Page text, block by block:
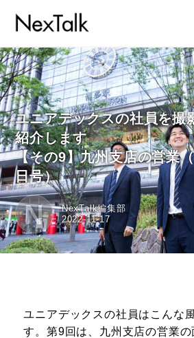
ユニアデックスの社員を撮
紹介します
【その9】九州支店の営業
日号）
N 2022-11-17
NexTalk編集部
ユニアデックスの社員はこんな
す。第9回は、九州支店の営業の